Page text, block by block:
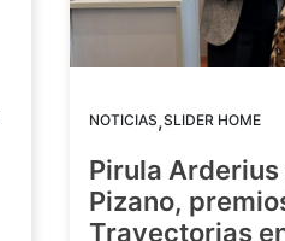
NOTICIAS,SLIDER HOME
Pirula Arderius
Pizano,
Trayectorias